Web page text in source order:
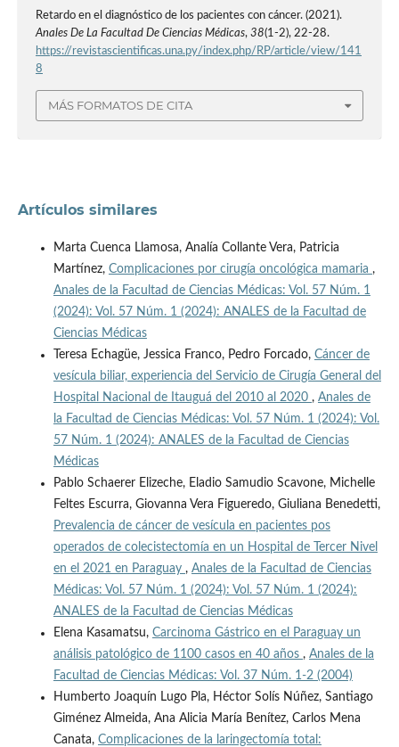
Retardo en el diagnóstico de los pacientes con cáncer. (2021).
Anales De La Facultad De Ciencias Médicas, 38(1-2), 22-28.
https://revistascientificas.una.py/index.php/RP/article/view/141
8
MÁS FORMATOS DE CITA
Artículos similares
Marta Cuenca Llamosa, Analía Collante Vera, Patricia
Martínez, Complicaciones por cirugía oncológica mamaria ,
Anales de la Facultad de Ciencias Médicas: Vol. 57 Núm. 1
(2024): Vol. 57 Núm. 1 (2024): ANALES de la Facultad de
Ciencias Médicas
Teresa Echagüe, Jessica Franco, Pedro Forcado, Cáncer de
vesícula biliar, experiencia del Servicio de Cirugía General del
Hospital Nacional de Itauguá del 2010 al 2020 , Anales de
la Facultad de Ciencias Médicas: Vol. 57 Núm. 1 (2024): Vol.
57 Núm. 1 (2024): ANALES de la Facultad de Ciencias
Médicas
Pablo Schaerer Elizeche, Eladio Samudio Scavone, Michelle
Feltes Escurra, Giovanna Vera Figueredo, Giuliana Benedetti,
Prevalencia de cáncer de vesícula en pacientes pos
operados de colecistectomía en un Hospital de Tercer Nivel
en el 2021 en Paraguay , Anales de la Facultad de Ciencias
Médicas: Vol. 57 Núm. 1 (2024): Vol. 57 Núm. 1 (2024):
ANALES de la Facultad de Ciencias Médicas
Elena Kasamatsu, Carcinoma Gástrico en el Paraguay un
análisis patológico de 1100 casos en 40 años , Anales de la
Facultad de Ciencias Médicas: Vol. 37 Núm. 1-2 (2004)
Humberto Joaquín Lugo Pla, Héctor Solís Núñez, Santiago
Giménez Almeida, Ana Alicia María Benítez, Carlos Mena
Canata, Complicaciones de la laringectomía total: